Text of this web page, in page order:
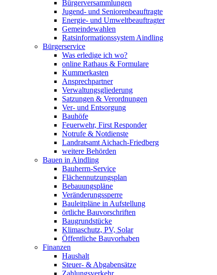
Bürgerversammlungen
Jugend- und Seniorenbeauftragte
Energie- und Umweltbeauftragter
Gemeindewahlen
Ratsinformationssystem Aindling
Bürgerservice
Was erledige ich wo?
online Rathaus & Formulare
Kummerkasten
Ansprechpartner
Verwaltungsgliederung
Satzungen & Verordnungen
Ver- und Entsorgung
Bauhöfe
Feuerwehr, First Responder
Notrufe & Notdienste
Landratsamt Aichach-Friedberg
weitere Behörden
Bauen in Aindling
Bauherrn-Service
Flächennutzungsplan
Bebauungspläne
Veränderungssperre
Bauleitpläne in Aufstellung
örtliche Bauvorschriften
Baugrundstücke
Klimaschutz, PV, Solar
Öffentliche Bauvorhaben
Finanzen
Haushalt
Steuer- & Abgabensätze
Zahlungsverkehr